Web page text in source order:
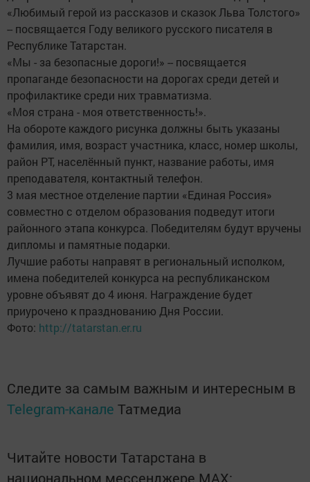
«Любимый герой из рассказов и сказок Льва Толстого»
-- посвящается Году великого русского писателя в
Республике Татарстан.
«Мы - за безопасные дороги!» -- посвящается
пропаганде безопасности на дорогах среди детей и
профилактике среди них травматизма.
«Моя страна - моя ответственность!».
На обороте каждого рисунка должны быть указаны
фамилия, имя, возраст участника, класс, номер школы,
район РТ, населённый пункт, название работы, имя
преподавателя, контактный телефон.
3 мая местное отделение партии «Единая Россия»
совместно с отделом образования подведут итоги
районного этапа конкурса. Победителям будут вручены
дипломы и памятные подарки.
Лучшие работы направят в региональный исполком,
имена победителей конкурса на республиканском
уровне объявят до 4 июня. Награждение будет
приурочено к празднованию Дня России.
Фото: http://tatarstan.er.ru
Следите за самым важным и интересным в
Telegram-канале Татмедиа
Читайте новости Татарстана в
национальном мессенджере MАХ: